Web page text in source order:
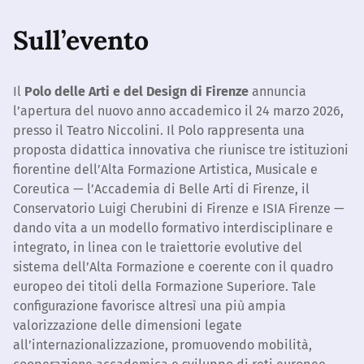
Sull’evento
Il Polo delle Arti e del Design di Firenze annuncia
l’apertura del nuovo anno accademico il 24 marzo 2026,
presso il Teatro Niccolini. Il Polo rappresenta una
proposta didattica innovativa che riunisce tre istituzioni
fiorentine dell’Alta Formazione Artistica, Musicale e
Coreutica — l’Accademia di Belle Arti di Firenze, il
Conservatorio Luigi Cherubini di Firenze e ISIA Firenze —
dando vita a un modello formativo interdisciplinare e
integrato, in linea con le traiettorie evolutive del
sistema dell’Alta Formazione e coerente con il quadro
europeo dei titoli della Formazione Superiore. Tale
configurazione favorisce altresì una più ampia
valorizzazione delle dimensioni legate
all’internazionalizzazione, promuovendo mobilità,